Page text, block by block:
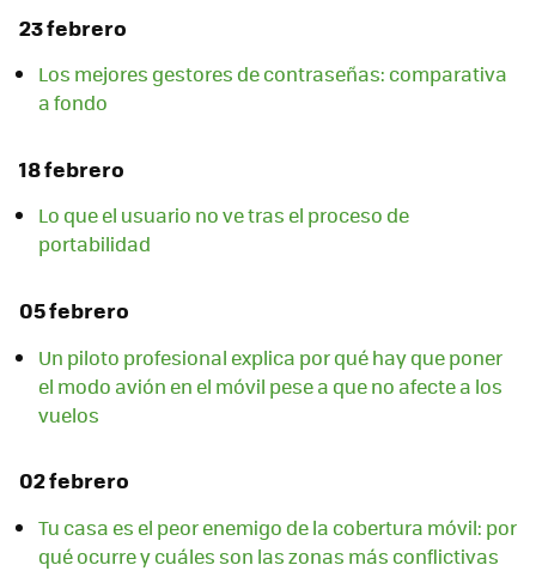
23 febrero
Los mejores gestores de contraseñas: comparativa
a fondo
18 febrero
Lo que el usuario no ve tras el proceso de
portabilidad
05 febrero
Un piloto profesional explica por qué hay que poner
el modo avión en el móvil pese a que no afecte a los
vuelos
02 febrero
Tu casa es el peor enemigo de la cobertura móvil: por
qué ocurre y cuáles son las zonas más conflictivas